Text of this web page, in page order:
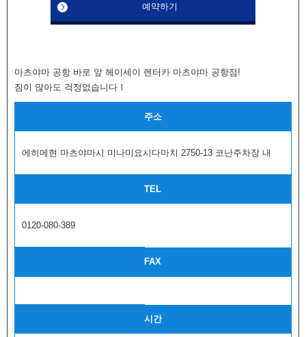
예약하기
마츠야마 공항 바로 앞 헤이세이 렌터카 마츠야마 공항점!
짐이 많아도 걱정없습니다！
주소
에히메현 마츠야마시 미나미요시다마치 2750-13 코난주차장 내
TEL
0120-080-389
FAX
시간